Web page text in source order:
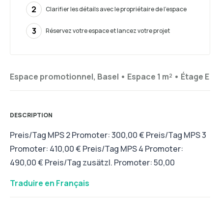
Espace promotionnel, Basel • Espace 1 m² • Étage E
DESCRIPTION
Preis/Tag MPS 2 Promoter: 300,00 € Preis/Tag MPS 3
Promoter: 410,00 € Preis/Tag MPS 4 Promoter:
490,00 € Preis/Tag zusätzl. Promoter: 50,00
Traduire en Français
2 Clarifier les détails avec le propriétaire de l’espace
3 Réservez votre espace et lancez votre projet